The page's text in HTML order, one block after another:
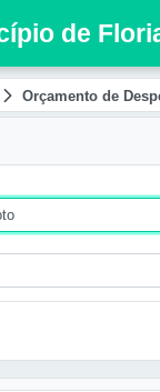
de
Orçamento de